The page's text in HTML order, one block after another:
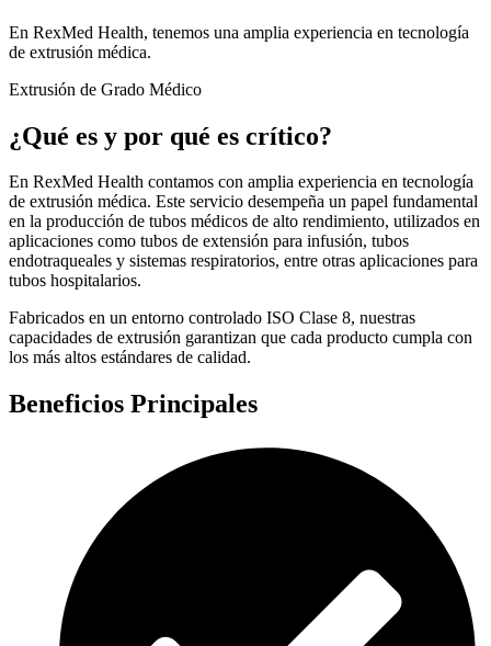
En RexMed Health, tenemos una amplia experiencia en tecnología
de extrusión médica.
Extrusión de Grado Médico
¿Qué es y por qué es crítico?
En RexMed Health contamos con amplia experiencia en tecnología
de extrusión médica. Este servicio desempeña un papel fundamental
en la producción de tubos médicos de alto rendimiento, utilizados en
aplicaciones como tubos de extensión para infusión, tubos
endotraqueales y sistemas respiratorios, entre otras aplicaciones para
tubos hospitalarios.
Fabricados en un entorno controlado ISO Clase 8, nuestras
capacidades de extrusión garantizan que cada producto cumpla con
los más altos estándares de calidad.
Beneficios Principales